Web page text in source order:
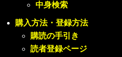
中身検索
購入方法・登録方法
購読の手引き
読者登録ページ